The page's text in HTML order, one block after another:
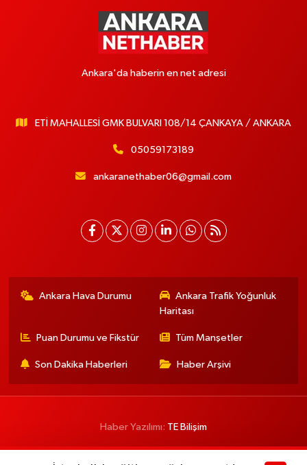
Ankara'da haberin en net adresi
ETİ MAHALLESİ GMK BULVARI 108/14 ÇANKAYA / ANKARA
05059173189
ankaranethaber06@gmail.com
Ankara Hava Durumu
Ankara Trafik Yoğunluk
Haritası
Puan Durumu ve Fikstür Tüm Manşetler
Son Dakika Haberleri Haber Arşivi
Haber Yazılımı: TE Bilişim